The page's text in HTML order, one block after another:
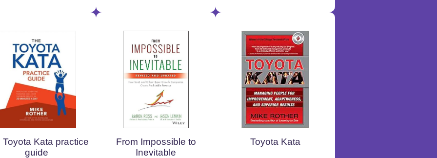
Toyota Kata practice
guide
From Impossible to
Inevitable
Toyota Kata